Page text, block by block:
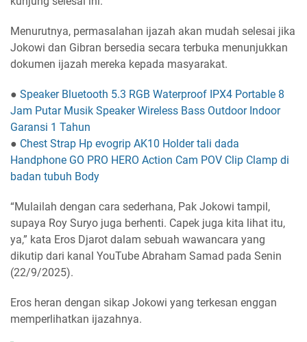
Menurutnya, permasalahan ijazah akan mudah selesai jika
Jokowi dan Gibran bersedia secara terbuka menunjukkan
dokumen ijazah mereka kepada masyarakat.
● Speaker Bluetooth 5.3 RGB Waterproof IPX4 Portable 8
Jam Putar Musik Speaker Wireless Bass Outdoor Indoor
Garansi 1 Tahun
● Chest Strap Hp evogrip AK10 Holder tali dada
Handphone GO PRO HERO Action Cam POV Clip Clamp di
badan tubuh Body
“Mulailah dengan cara sederhana, Pak Jokowi tampil,
supaya Roy Suryo juga berhenti. Capek juga kita lihat itu,
ya,” kata Eros Djarot dalam sebuah wawancara yang
dikutip dari kanal YouTube Abraham Samad pada Senin
(22/9/2025).
Eros heran dengan sikap Jokowi yang terkesan enggan
memperlihatkan ijazahnya.